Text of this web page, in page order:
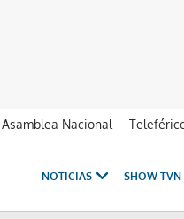
Asamblea Nacional
NOTICIAS SHOW TVN